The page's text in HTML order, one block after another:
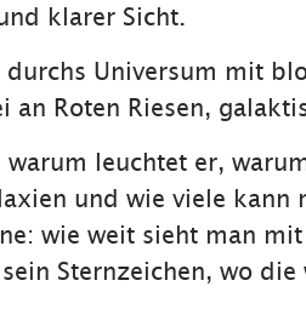
klarer Sicht.
Universum mit
Roten Riesen,
leuchtet er,
und wie viele
wie weit sieht man
Sternzeichen, wo